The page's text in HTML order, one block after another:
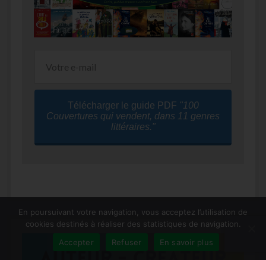
Télécharger le guide PDF "100
Couvertures qui vendent, dans 11 genres
littéraires."
En poursuivant votre navigation, vous acceptez l’utilisation de
cookies destinés à réaliser des statistiques de navigation.
Accepter
Refuser En savoir plus